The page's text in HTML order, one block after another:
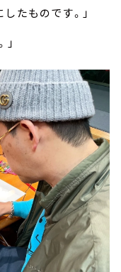
たものです。」